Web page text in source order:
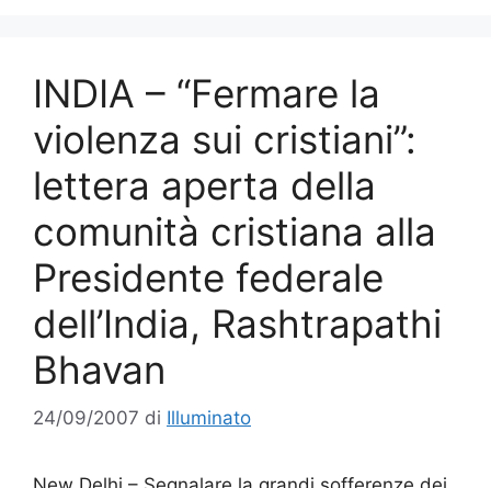
INDIA – “Fermare la
violenza sui cristiani”:
lettera aperta della
comunità cristiana alla
Presidente federale
dell’India, Rashtrapathi
Bhavan
24/09/2007 di Illuminato